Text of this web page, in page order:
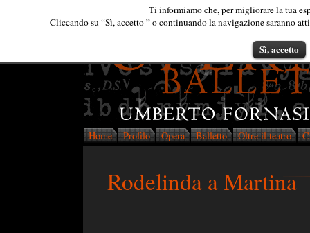
Ti informiamo che, per migliorare la tua
Cliccando su “Sì, accetto ” o continuando la navigazione saranno
Sì, accetto
Home Profilo Opera Balletto Oltre il teatro
Rodelinda a Martina